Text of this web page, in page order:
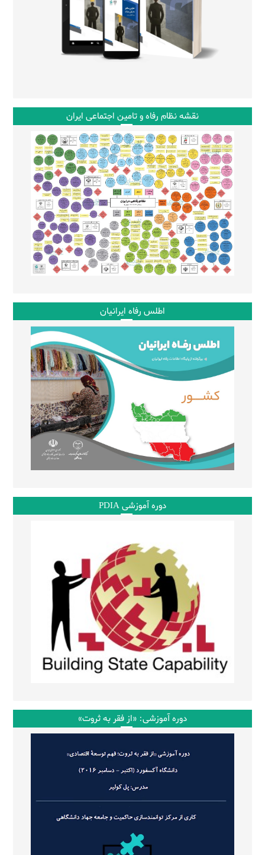
نقشه نظام رفاه و تامین اجتماعی ایران
اطلس رفاه ایرانیان
دوره آموزشی PDIA
دوره آموزشی: «از فقر به ثروت»